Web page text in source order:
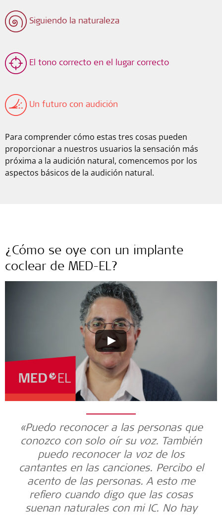
Siguiendo la naturaleza
El tono correcto en el lugar correcto
Un futuro con audición
Para comprender cómo estas tres cosas pueden
proporcionar a nuestros usuarios la sensación más
próxima a la audición natural, comencemos por los
aspectos básicos de la audición natural.
¿Cómo se oye con un implante
coclear de MED-EL?
«Puedo reconocer a las personas que
conozco con solo oír su voz. También
puedo reconocer la voz de los
cantantes en las canciones. Percibo el
acento de las personas. A esto me
refiero cuando digo que las cosas
suenan naturales con mi IC. No hay